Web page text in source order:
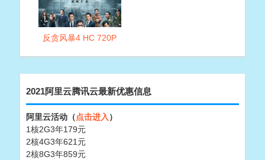
反贪风暴4 HC 720P
2021阿里云腾讯云最新优惠信息
阿里云活动（点击进入 ）
1核2G3年179元
2核4G3年621元
2核8G3年859元